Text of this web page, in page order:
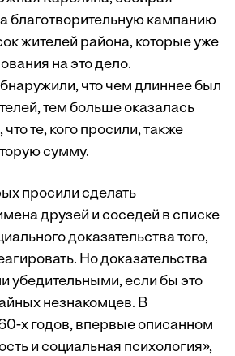
благотворительную кампанию
жителей района, которые уже
на это дело.
что чем длиннее был
тем больше оказалась
что те, кого просили, также
сумму.
просили сделать
друзей и соседей в списке
доказательства того,
Но доказательства
убедительными, если бы это
незнакомцев. В
х годов, впервые описанном
и социальная психология»,